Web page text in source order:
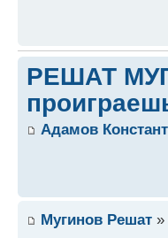
РЕШАТ
Адамов
Мугинов Решат »